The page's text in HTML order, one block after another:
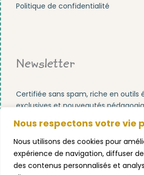
Nous respectons votre vie
Nous utilisons des cookies pour
expérience de navigation, diffuser
des contenus personnalisés et
Politique de confidentialité
Newsletter
Certifiée sans spam, riche en outils
exclusives et nouveautés
S'abonner